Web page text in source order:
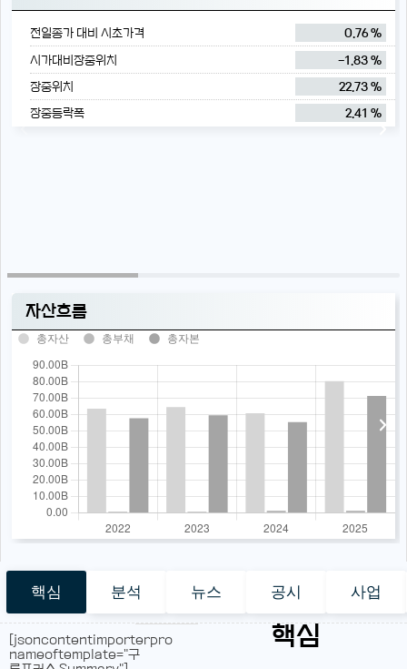
전일종가 대비 시초가격
0.76 %
시가대비장중위치
-1.83 %
장중위치
22.73 %
장중등락폭
2.41 %
자산흐름
총자산 총부채 총자본
핵심 분석 뉴스 공시 사업
핵심
[jsoncontentimporterpro
nameoftemplate="구